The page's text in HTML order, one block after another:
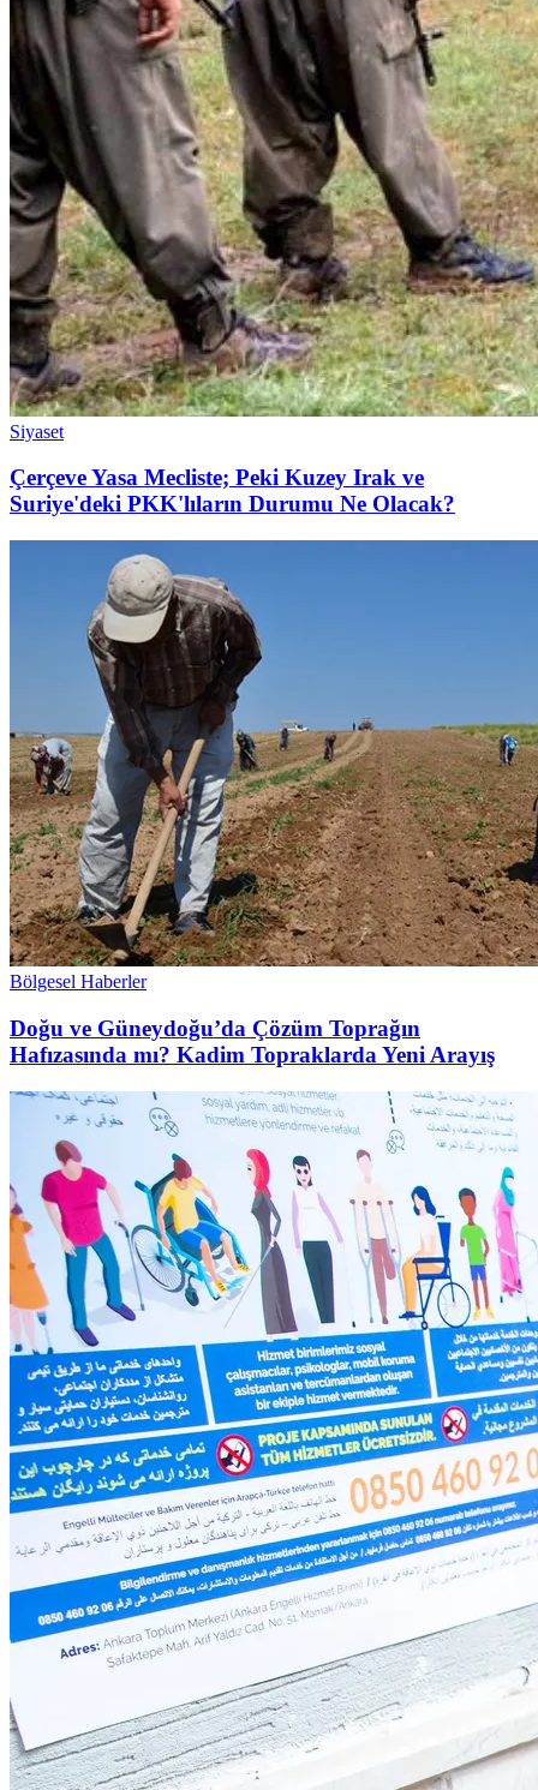
Siyaset
Çerçeve Yasa Mecliste; Peki Kuzey Irak ve
Suriye'deki PKK'lıların Durumu Ne Olacak?
Bölgesel Haberler
Doğu ve Güneydoğu’da Çözüm Toprağın
Hafızasında mı? Kadim Topraklarda Yeni Arayış